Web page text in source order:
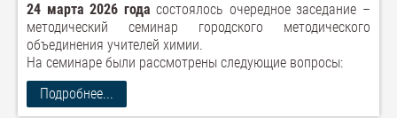
24 марта 2026 года состоялось очередное заседание –
методический семинар городского методического
объединения учителей химии.
На семинаре были рассмотрены следующие вопросы:
Подробнее...